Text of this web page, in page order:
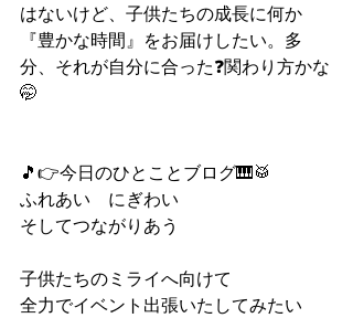
はないけど、子供たちの成長に何か
『豊かな時間』をお届けしたい。多
分、それが自分に合った❓関わり方かな
🤭
🎵👉今日のひとことブログ🎹🥁
ふれあい　にぎわい
そしてつながりあう
子供たちのミライへ向けて
全力でイベント出張いたしてみたい